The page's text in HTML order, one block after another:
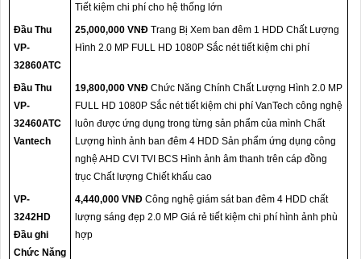
Tiết kiệm chi phí cho hệ thống lớn
Đầu Thu
VP-
32860ATC
25,000,000 VNĐ Trang Bị Xem ban đêm 1 HDD Chất Lượng
Hình 2.0 MP FULL HD 1080P Sắc nét tiết kiệm chi phí
Đầu Thu
VP-
32460ATC
Vantech
19,800,000 VNĐ Chức Năng Chính Chất Lượng Hình 2.0 MP
FULL HD 1080P Sắc nét tiết kiệm chi phí VanTech công nghệ
luôn được ứng dụng trong từng sản phẩm của mình Chất
Lượng hình ảnh ban đêm 4 HDD Sản phẩm ứng dụng công
nghệ AHD CVI TVI BCS Hình ảnh âm thanh trên cáp đồng
trục Chất lượng Chiết khấu cao
VP-
3242HD
Đầu ghi
Chức Năng
4,440,000 VNĐ Công nghệ giám sát ban đêm 4 HDD chất
lượng sáng đẹp 2.0 MP Giá rẻ tiết kiệm chi phí hình ảnh phù
hợp